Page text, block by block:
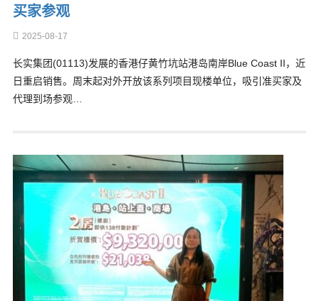
买家参观
2025-08-17
长实集团(01113)发展的香港仔黄竹坑站港岛南岸Blue Coast II，近
日重启销售。周末起对外开放该系列项目现楼单位，吸引准买家及
代理到场参观…